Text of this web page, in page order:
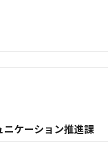
ケーション推進課